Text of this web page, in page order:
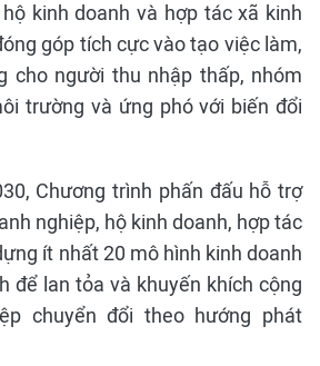
kinh doanh và hợp tác xã kinh
góp tích cực vào tạo việc làm,
cho người thu nhập thấp, nhóm
trường và ứng phó với biến đổi
Chương trình phấn đấu hỗ trợ
nghiệp, hộ kinh doanh, hợp tác
ít nhất 20 mô hình kinh doanh
để lan tỏa và khuyến khích cộng
chuyển đổi theo hướng phát